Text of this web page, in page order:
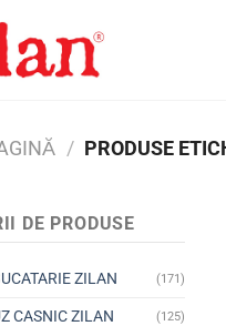
/ PRODUSE
DE PRODUSE
ZILAN (171)
CASNIC ZILAN (125)